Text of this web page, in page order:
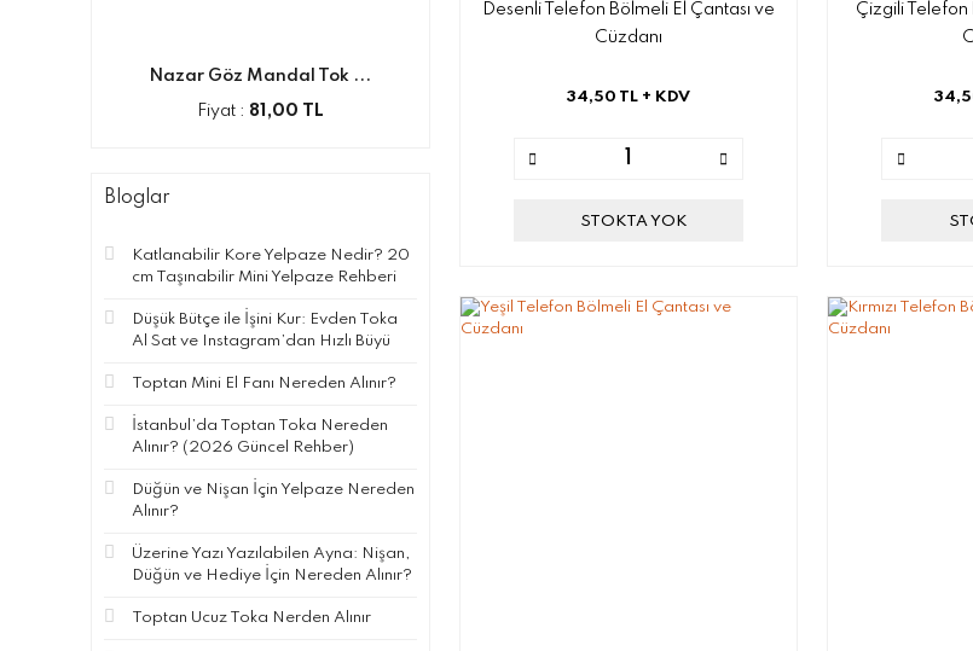
Nazar Göz Mandal Tok ...
Fiyat : 81,00 TL
Bloglar
Katlanabilir Kore Yelpaze Nedir? 20
cm Taşınabilir Mini Yelpaze Rehberi
Düşük Bütçe ile İşini Kur: Evden Toka
Al Sat ve Instagram’dan Hızlı Büyü
Toptan Mini El Fanı Nereden Alınır?
İstanbul’da Toptan Toka Nereden
Alınır? (2026 Güncel Rehber)
Düğün ve Nişan İçin Yelpaze Nereden
Alınır?
Üzerine Yazı Yazılabilen Ayna: Nişan,
Düğün ve Hediye İçin Nereden Alınır?
Toptan Ucuz Toka Nerden Alınır
Desenli Telefon Bölmeli El Çantası ve
Cüzdanı
34,50 TL + KDV
STOKTA YOK
Çizgili Telefon